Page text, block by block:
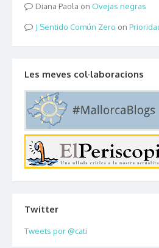
Diana Paola on Ovejas negras
Sentido Común Zero on
Les meves col·laboracions
Twitter
Tweets por @cati